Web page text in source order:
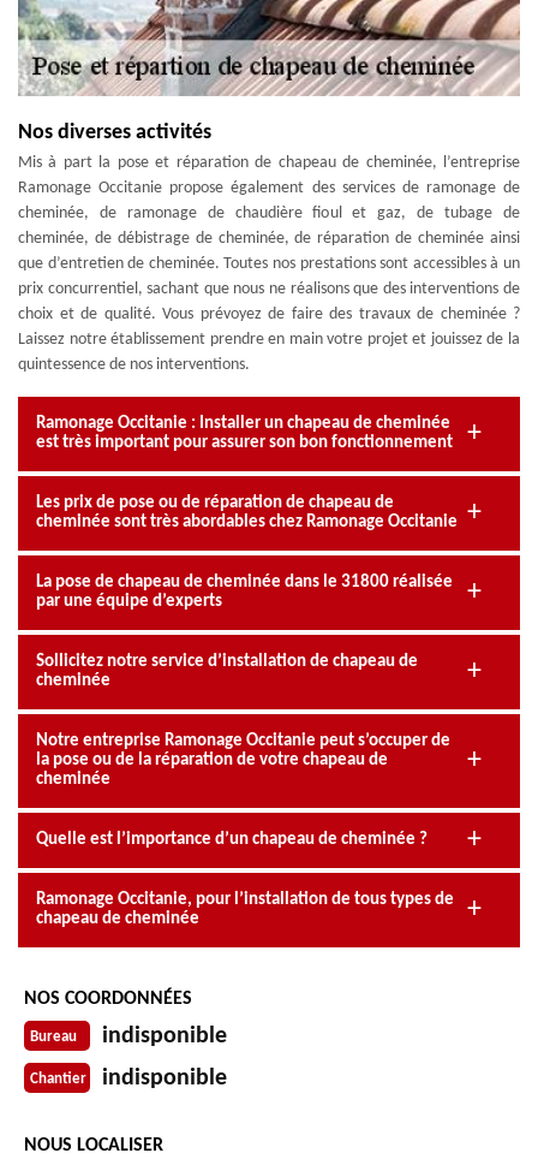
Nos diverses activités
Mis à part la pose et réparation de chapeau de cheminée, l’entreprise
Ramonage Occitanie propose également des services de ramonage de
cheminée, de ramonage de chaudière fioul et gaz, de tubage de
cheminée, de débistrage de cheminée, de réparation de cheminée ainsi
que d’entretien de cheminée. Toutes nos prestations sont accessibles à un
prix concurrentiel, sachant que nous ne réalisons que des interventions de
choix et de qualité. Vous prévoyez de faire des travaux de cheminée ?
Laissez notre établissement prendre en main votre projet et jouissez de la
quintessence de nos interventions.
Ramonage Occitanie : Installer un chapeau de cheminée
est très important pour assurer son bon fonctionnement
Les prix de pose ou de réparation de chapeau de
cheminée sont très abordables chez Ramonage Occitanie
La pose de chapeau de cheminée dans le 31800 réalisée
par une équipe d’experts
Sollicitez notre service d’installation de chapeau de
cheminée
Notre entreprise Ramonage Occitanie peut s’occuper de
la pose ou de la réparation de votre chapeau de
cheminée
Quelle est l’importance d’un chapeau de cheminée ?
Ramonage Occitanie, pour l’installation de tous types de
chapeau de cheminée
NOS COORDONNÉES
Bureau indisponible
Chantier indisponible
NOUS LOCALISER